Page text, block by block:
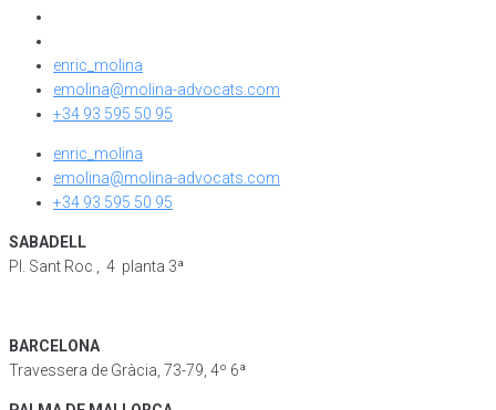
enric_molina
emolina@molina-advocats.com
+34 93 595 50 95
enric_molina
emolina@molina-advocats.com
+34 93 595 50 95
SABADELL
Pl. Sant Roc , 4 planta 3ª
BARCELONA
Travessera de Gràcia, 73-79, 4º 6ª